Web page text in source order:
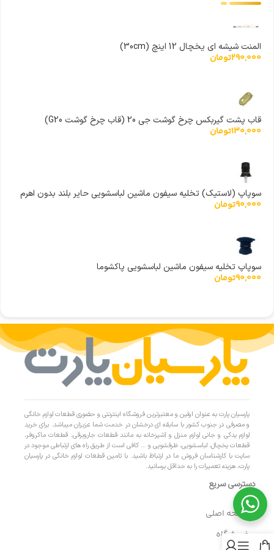
المنت شیشه ای یخچال 12 اینچ (30cm)
290,000تومان
قاب پشت گیربکس چرخ گوشت جی 20 (قاب چرخ گوشت G20)
130,000تومان
سوپاپ (لاستیک) تخلیه سیفون ماشین لباسشویی حایر بلند بدون اهرم
90,000تومان
سوپاپ تخلیه سیفون ماشین لباسشویی پاکشوما
90,000تومان
پارسیان پارت به عنوان اولین و معتبرترین فروشگاه اینترنتی و حضوری قطعات لوازم خانگی
و مصرفی در جنوب کشور با سابقه ای درخشان در خدمت شما عزیزان میباشد. برای خرید
لوازم یدکی و جانی لوازم منزل و آشپزخانه به مانند قطعات جاروبرقی، قطعات ماکروفر،
قطعات یخچال، لباسشویی، ظرفشویی و … کافی است از طریق راه های ارتباطی موجود در
سایت با کارشناسان فروش ما در ارتباط باشید. با تامین قطعات لوازم خانگی در پارسیان
پارت، هزینه تعمیرات را به حداقل برسانید.
دسترسی سریع
- صفحه اصلی
- فروشگاه